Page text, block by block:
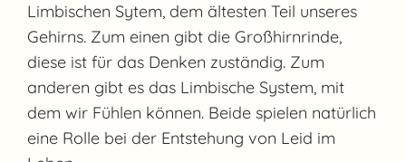
Limbischen Sytem, dem ältesten Teil unseres
Gehirns. Zum einen gibt die Großhirnrinde,
diese ist für das Denken zuständig. Zum
anderen gibt es das Limbische System, mit
dem wir Fühlen können. Beide spielen natürlich
eine Rolle bei der Entstehung von Leid im